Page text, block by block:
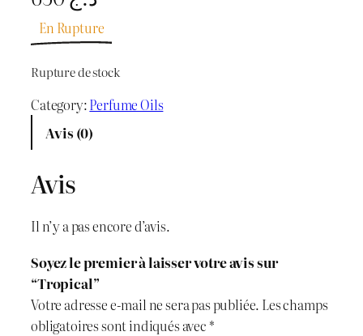
En Rupture
Rupture de stock
Category:Perfume Oils
Avis (0)
Avis
Il n’y a pas encore d’avis.
Soyez le premier à laisser votre avis sur
“Tropical”
Votre adresse e-mail ne sera pas publiée. Les champs
obligatoires sont indiqués avec *